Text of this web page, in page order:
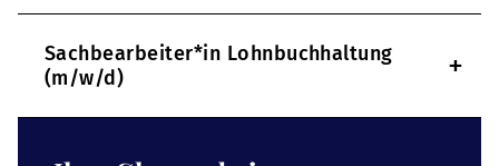
Sachbearbeiter*in Lohnbuchhaltung
(m/w/d)
+